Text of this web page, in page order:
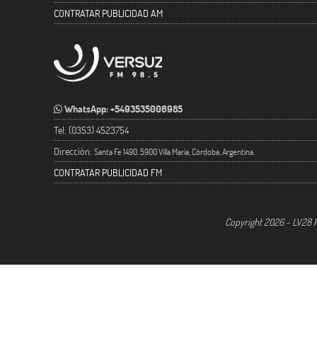
CONTRATAR PUBLICIDAD AM
WhatsApp: +5493535006985
Tel: (0353) 4523754
Dirección: Santa Fe 1490. 5900 Villa María, Córdoba, Argentina.
CONTRATAR PUBLICIDAD FM
Copyright 2026 - LV28